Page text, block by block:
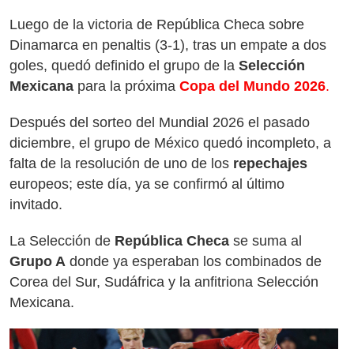
Luego de la victoria de República Checa sobre
Dinamarca en penaltis (3-1), tras un empate a dos
goles, quedó definido el grupo de la Selección
Mexicana para la próxima Copa del Mundo 2026.
Después del sorteo del Mundial 2026 el pasado
diciembre, el grupo de México quedó incompleto, a
falta de la resolución de uno de los repechajes
europeos; este día, ya se confirmó al último
invitado.
La Selección de República Checa se suma al
Grupo A donde ya esperaban los combinados de
Corea del Sur, Sudáfrica y la anfitriona Selección
Mexicana.